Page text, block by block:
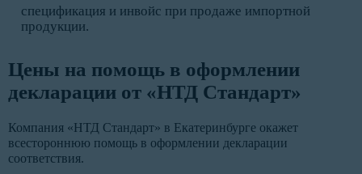
спецификация и инвойс при продаже импортной
продукции.
Цены на помощь в оформлении
декларации от «НТД Стандарт»
Компания «НТД Стандарт» в Екатеринбурге окажет
всестороннюю помощь в оформлении декларации
соответствия.